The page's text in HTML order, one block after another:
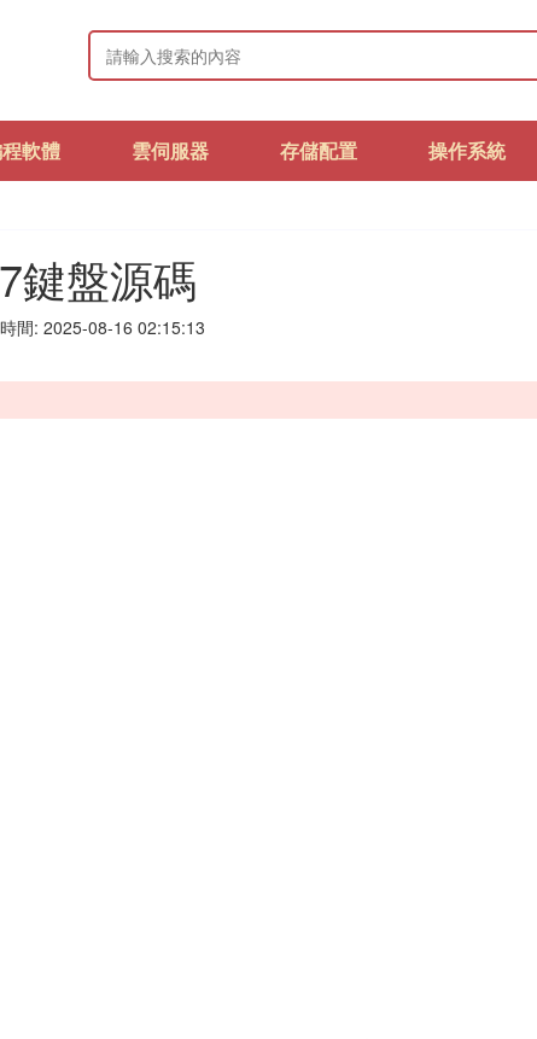
軟體 雲伺服器 存儲配置 操作系統
鍵盤源碼
間: 2025-08-16 02:15:13